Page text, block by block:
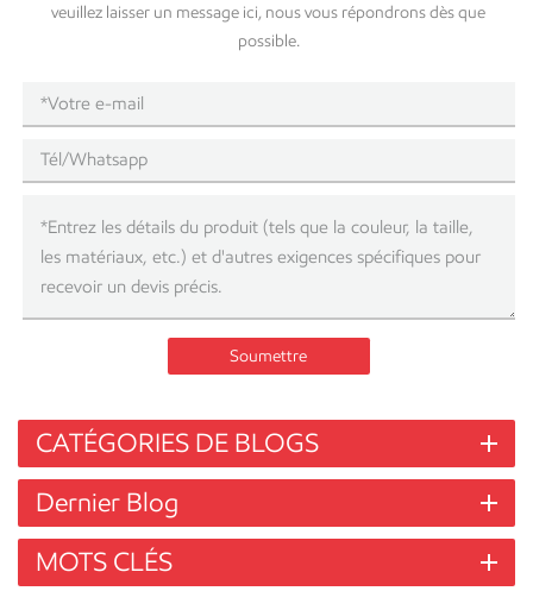
veuillez laisser un message ici, nous vous répondrons dès que
possible.
Soumettre
CATÉGORIES DE BLOGS
Dernier Blog
MOTS CLÉS